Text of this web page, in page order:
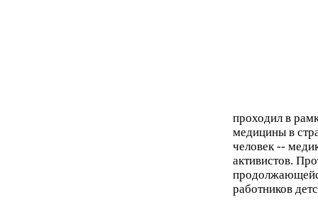
проходил в
медицины в
человек --
активистов.
работников